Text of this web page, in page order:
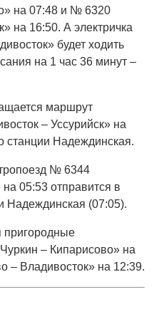
на 07:48 и № 6320
на 16:50. А электричка
будет ходить
на 1 час 36 минут –
маршрут
– Уссурийск» на
станции Надеждинская.
№ 6344
05:53 отправится в
Надеждинская (07:05).
пригородные
– Кипарисово» на
– Владивосток» на 12:39.